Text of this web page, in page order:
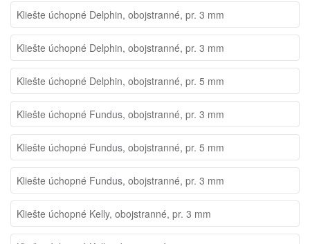
Kliešte úchopné Delphin, obojstranné, pr. 3 mm
Kliešte úchopné Delphin, obojstranné, pr. 3 mm
Kliešte úchopné Delphin, obojstranné, pr. 5 mm
Kliešte úchopné Fundus, obojstranné, pr. 3 mm
Kliešte úchopné Fundus, obojstranné, pr. 5 mm
Kliešte úchopné Fundus, obojstranné, pr. 3 mm
Kliešte úchopné Kelly, obojstranné, pr. 3 mm